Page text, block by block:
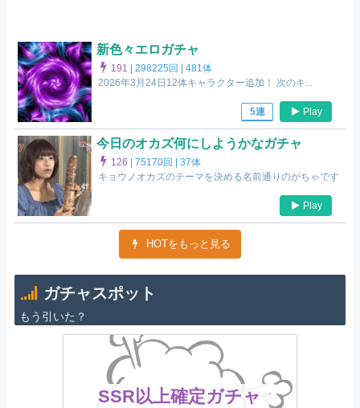
新色々エロガチャ
191 |298225回 |481体
2026年3月24日12体キャラクター追加！ 次のキ...
5連 Play
今日のオカズ何にしようかなガチャ
126 |75170回 |37体
キョウノオカズのテーマを決める名前通りのがちゃです
Play
HOTをもっと見る
ガチャスポット
もう引いた？
SSR以上確定ガチャ